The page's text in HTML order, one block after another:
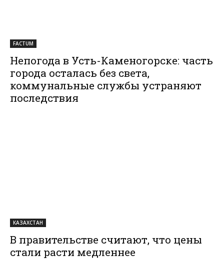
FACTUM
Непогода в Усть-Каменогорске: часть
города осталась без света,
коммунальные службы устраняют
последствия
КАЗАХСТАН
В правительстве считают, что цены
стали расти медленнее